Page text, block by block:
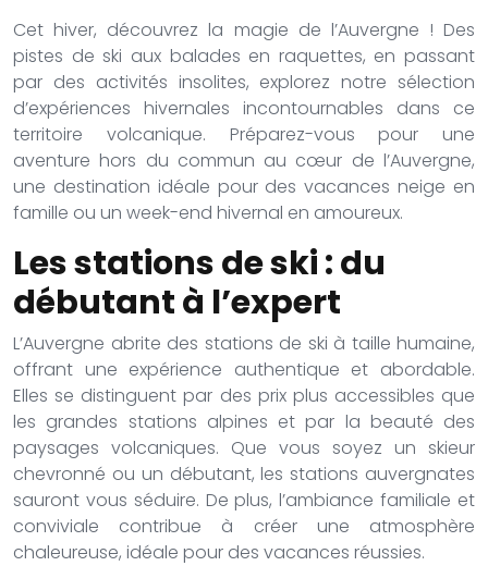
Cet hiver, découvrez la magie de l’Auvergne ! Des
pistes de ski aux balades en raquettes, en passant
par des activités insolites, explorez notre sélection
d’expériences hivernales incontournables dans ce
territoire volcanique. Préparez-vous pour une
aventure hors du commun au cœur de l’Auvergne,
une destination idéale pour des vacances neige en
famille ou un week-end hivernal en amoureux.
Les stations de ski : du
débutant à l’expert
L’Auvergne abrite des stations de ski à taille humaine,
offrant une expérience authentique et abordable.
Elles se distinguent par des prix plus accessibles que
les grandes stations alpines et par la beauté des
paysages volcaniques. Que vous soyez un skieur
chevronné ou un débutant, les stations auvergnates
sauront vous séduire. De plus, l’ambiance familiale et
conviviale contribue à créer une atmosphère
chaleureuse, idéale pour des vacances réussies.